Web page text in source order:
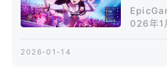
Fortnite has come to Google
compete to be the last one
dream Fortnite in Creative.
17日亮
Cup”
026年1
AI将于
2026-01-14